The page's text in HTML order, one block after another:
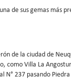
de sus gemas más
de la ciudad de
como Villa La
237 pasando